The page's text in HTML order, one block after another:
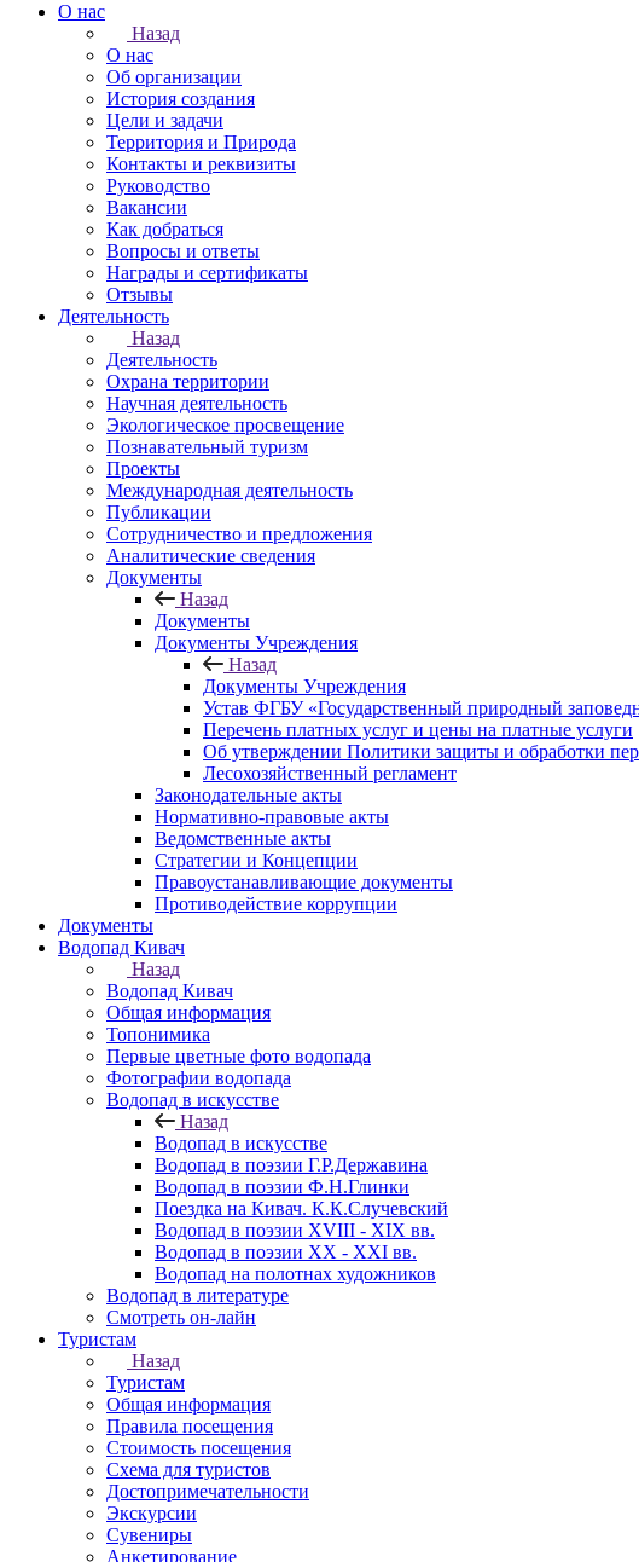
О нас
Назад
О нас
Об организации
История создания
Цели и задачи
Территория и Природа
Контакты и реквизиты
Руководство
Вакансии
Как добраться
Вопросы и ответы
Награды и сертификаты
Отзывы
Деятельность
Назад
Деятельность
Охрана территории
Научная деятельность
Экологическое просвещение
Познавательный туризм
Проекты
Международная деятельность
Публикации
Сотрудничество и предложения
Аналитические сведения
Документы
Назад
Документы
Документы Учреждения
Назад
Документы Учреждения
Устав ФГБУ «Государственный природный
Перечень платных услуг и цены на платные услуги
Об утверждении Политики защиты и обработки
Лесохозяйственный регламент
Законодательные акты
Нормативно-правовые акты
Ведомственные акты
Стратегии и Концепции
Правоустанавливающие документы
Противодействие коррупции
Документы
Водопад Кивач
Назад
Водопад Кивач
Общая информация
Топонимика
Первые цветные фото водопада
Фотографии водопада
Водопад в искусстве
Назад
Водопад в искусстве
Водопад в поэзии Г.Р.Державина
Водопад в поэзии Ф.Н.Глинки
Поездка на Кивач. К.К.Случевский
Водопад в поэзии XVIII - XIX вв.
Водопад в поэзии XX - XXI вв.
Водопад на полотнах художников
Водопад в литературе
Смотреть он-лайн
Туристам
Назад
Туристам
Общая информация
Правила посещения
Стоимость посещения
Схема для туристов
Достопримечательности
Экскурсии
Сувениры
Анкетирование